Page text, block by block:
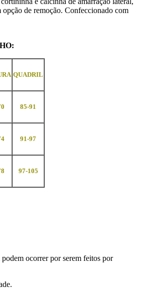
de remoção. Confeccionado com
QUADRIL
85-91
91-97
97-105
ocorrer por serem feitos por